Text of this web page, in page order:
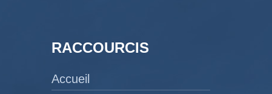
RACCOURCIS
Accueil